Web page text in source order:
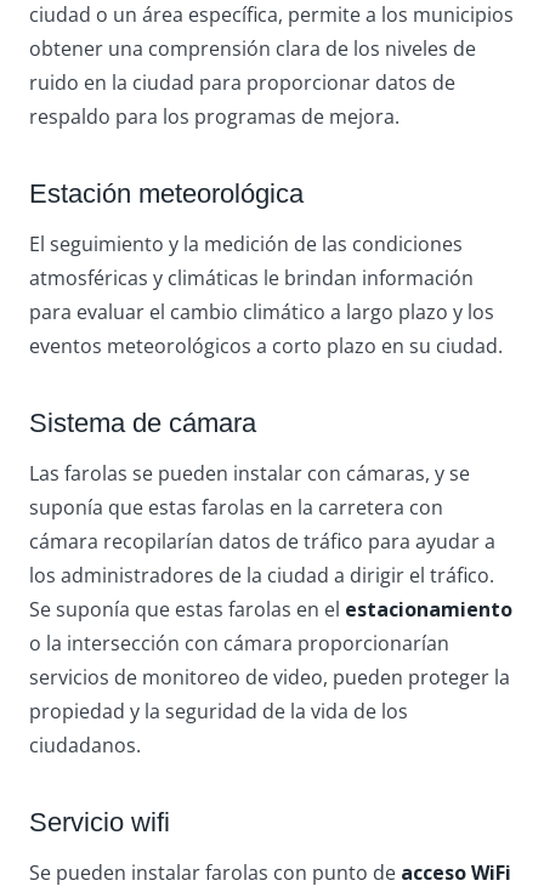
ciudad o un área específica, permite a los municipios
obtener una comprensión clara de los niveles de
ruido en la ciudad para proporcionar datos de
respaldo para los programas de mejora.
Estación meteorológica
El seguimiento y la medición de las condiciones
atmosféricas y climáticas le brindan información
para evaluar el cambio climático a largo plazo y los
eventos meteorológicos a corto plazo en su ciudad.
Sistema de cámara
Las farolas se pueden instalar con cámaras, y se
suponía que estas farolas en la carretera con
cámara recopilarían datos de tráfico para ayudar a
los administradores de la ciudad a dirigir el tráfico.
Se suponía que estas farolas en el estacionamiento
o la intersección con cámara proporcionarían
servicios de monitoreo de video, pueden proteger la
propiedad y la seguridad de la vida de los
ciudadanos.
Servicio wifi
Se pueden instalar farolas con punto de acceso WiFi